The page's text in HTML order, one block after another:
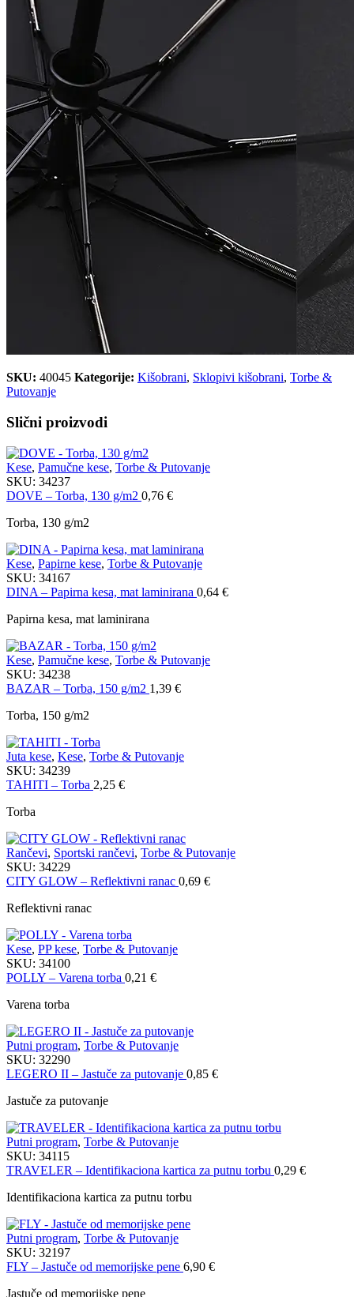
SKU: 40045 Kategorije: Kišobrani, Sklopivi kišobrani, Torbe &
Putovanje
Slični proizvodi
Kese, Pamučne kese, Torbe & Putovanje
SKU: 34237
DOVE – Torba, 130 g/m2 0,76 €
Torba, 130 g/m2
Kese, Papirne kese, Torbe & Putovanje
SKU: 34167
DINA – Papirna kesa, mat laminirana 0,64 €
Papirna kesa, mat laminirana
Kese, Pamučne kese, Torbe & Putovanje
SKU: 34238
BAZAR – Torba, 150 g/m2 1,39 €
Torba, 150 g/m2
Juta kese, Kese, Torbe & Putovanje
SKU: 34239
TAHITI – Torba 2,25 €
Torba
Rančevi, Sportski rančevi, Torbe & Putovanje
SKU: 34229
CITY GLOW – Reflektivni ranac 0,69 €
Reflektivni ranac
Kese, PP kese, Torbe & Putovanje
SKU: 34100
POLLY – Varena torba 0,21 €
Varena torba
Putni program, Torbe & Putovanje
SKU: 32290
LEGERO II – Jastuče za putovanje 0,85 €
Jastuče za putovanje
Putni program, Torbe & Putovanje
SKU: 34115
TRAVELER – Identifikaciona kartica za putnu torbu 0,29 €
Identifikaciona kartica za putnu torbu
Putni program, Torbe & Putovanje
SKU: 32197
FLY – Jastuče od memorijske pene 6,90 €
Jastuče od memorijske pene